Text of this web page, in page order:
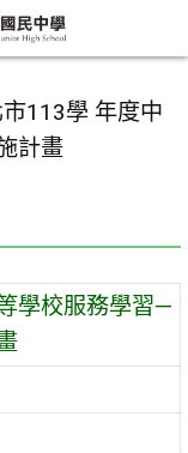
113學 年度中
計畫
學校服務學習—